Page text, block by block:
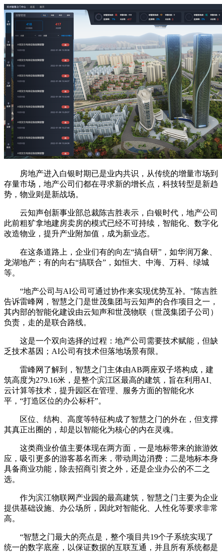
房地产进入白银时期已是业内共识，从传统的增量市场到
存量市场，地产公司们都在寻求新的增长点，科技转型是新趋
势，物业则是新战场。
云知声创新事业部总裁陈吉胜表示，白银时代，地产公司
此前粗犷拿地建房卖房的模式已经不可持续，智能化、数字化
改造物业，提升产业附加值，成为新业态。
在这条道路上，企业们有的向左“搞自研”，如华润万象、
龙湖地产；有的向右“搞联合”，如恒大、中海、万科、绿城
等。
“地产公司与AI公司可通过协作来实现优势互补。”陈吉胜
告诉雷峰网，智慧之门是世茂集团与云知声的合作项目之一，
其内部的智能化建设由云知声和世茂物联（世茂集团子公司）
负责，走的是联合路线。
这是一个双向选择的过程：地产公司需要技术赋能，但缺
乏技术基因；AI公司有技术但落地场景有限。
雷峰网了解到，智慧之门主体由AB两座双子塔构成，建
筑高度为279.16米，是整个滨江区最高的建筑，旨在利用AI、
云计算等技术，提升园区在管理、服务方面的智能化水
平，“打造区位的办公标杆”。
区位、结构、高度等特征构成了智慧之门的外在，但支撑
其真正出圈的，却是以智能化为核心的内在灵魂。
这类商业价值主要体现在两方面，一是地标带来的旅游效
应，吸引更多的游客慕名而来，带动周边消费；二是地标本身
具备商业功能，除去招商引资之外，还是企业办公的不二之
选。
作为滨江物联网产业园的最高建筑，智慧之门主要为企业
提供基础设施、办公场所，因此对智能化、人性化等要求非常
高。
“智慧之门最大的亮点是，整个项目共19个子系统实现了
统一的数字底座，以保证数据的互联互通，并且所有系统都是